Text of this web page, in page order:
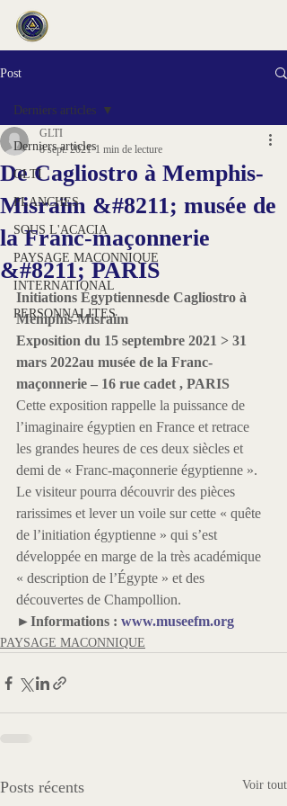
Post
Derniers articles
GLTI
PLANCHES
SOUS L'ACACIA
PAYSAGE MACONNIQUE
INTERNATIONAL
PERSONNALITES
Derniers articles
De Cagliostro à Memphis-
Misraïm &#8211; musée de
la Franc-maçonnerie
&#8211; PARIS
GLTI
8 sept. 2021 1 min de lecture
Initiations Égyptiennesde Cagliostro à
Memphis-Misraïm
Exposition du 15 septembre 2021 > 31
mars 2022au musée de la Franc-
maçonnerie – 16 rue cadet , PARIS
Cette exposition rappelle la puissance de
l’imaginaire égyptien en France et retrace
les grandes heures de ces deux siècles et
demi de « Franc-maçonnerie égyptienne ».
Le visiteur pourra découvrir des pièces
rarissimes et lever un voile sur cette « quête
de l’initiation égyptienne » qui s’est
développée en marge de la très académique
« description de l’Égypte » et des
découvertes de Champollion.
►Informations : www.museefm.org
PAYSAGE MACONNIQUE
Posts récents Voir tout